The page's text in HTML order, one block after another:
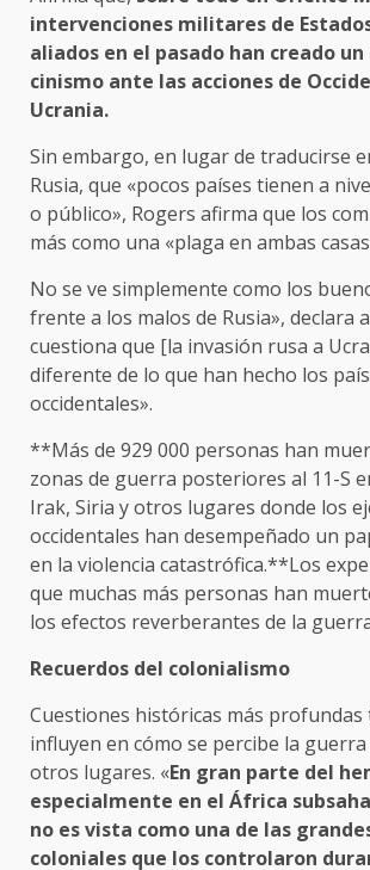
intervenciones militares de
aliados en el pasado han creado
cinismo ante las acciones de
Ucrania.
Sin embargo, en lugar de traducirse
Rusia, que «pocos países tienen a
o público», Rogers afirma que los
más como una «plaga en ambas
No se ve simplemente como los
frente a los malos de Rusia», declara
cuestiona que [la invasión rusa a
diferente de lo que han hecho los
occidentales».
**Más de 929 000 personas han
zonas de guerra posteriores al 11-S
Irak, Siria y otros lugares donde los
occidentales han desempeñado un
en la violencia catastrófica.**Los
que muchas más personas han
los efectos reverberantes de la
Recuerdos del colonialismo
Cuestiones históricas más profundas
influyen en cómo se percibe la
otros lugares. «En gran parte del
especialmente en el África
no es vista como una de las
coloniales que los controlaron